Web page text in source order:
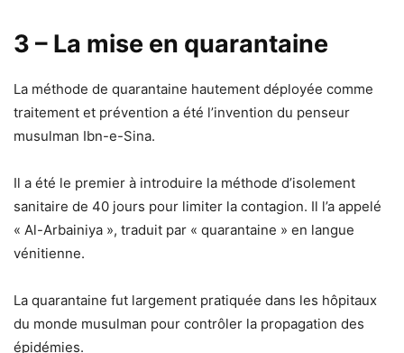
3 – La mise en quarantaine
La méthode de quarantaine hautement déployée comme
traitement et prévention a été l’invention du penseur
musulman Ibn-e-Sina.
Il a été le premier à introduire la méthode d’isolement
sanitaire de 40 jours pour limiter la contagion. Il l’a appelé
« Al-Arbainiya », traduit par « quarantaine » en langue
vénitienne.
La quarantaine fut largement pratiquée dans les hôpitaux
du monde musulman pour contrôler la propagation des
épidémies.